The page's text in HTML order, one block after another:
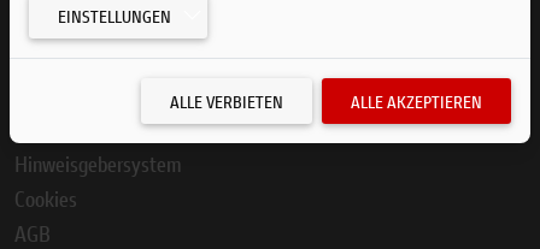
Impressum
Datenschutz
Hinweisgebersystem
Cookies
AGB
EINSTELLUNGEN
ALLE VERBIETEN ALLE AKZEPTIEREN